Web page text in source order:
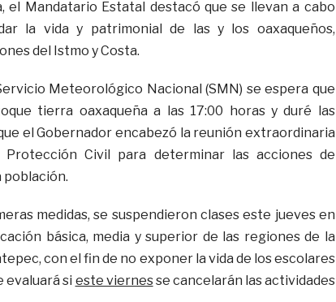
el Mandatario Estatal destacó que se llevan a cabo
la vida y patrimonial de las y los oaxaqueños,
del Istmo y Costa.
Meteorológico Nacional (SMN) se espera que
tierra oaxaqueña a las 17:00 horas y duré las
el Gobernador encabezó la reunión extraordinaria
Protección Civil para determinar las acciones de
población.
medidas, se suspendieron clases este jueves en
básica, media y superior de las regiones de la
con el fin de no exponer la vida de los escolares
evaluará si este viernesse cancelarán las actividades